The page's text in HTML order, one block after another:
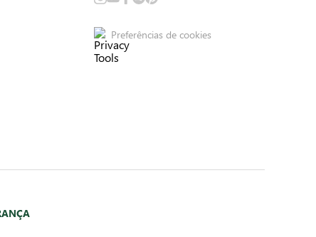
Preferências de cookies